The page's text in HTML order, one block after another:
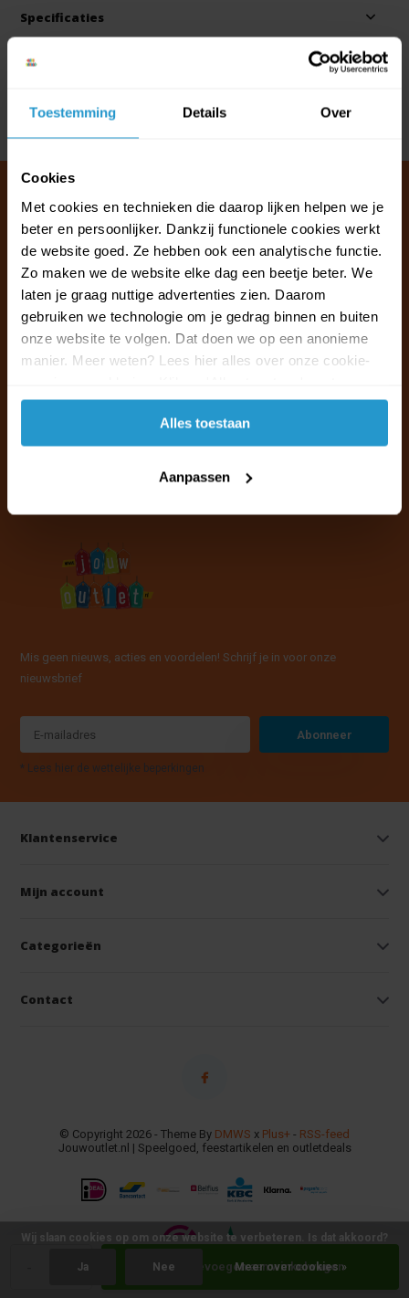
Toestemming Details Over
Cookies
Met cookies en technieken die daarop lijken helpen we je
beter en persoonlijker. Dankzij functionele cookies werkt
de website goed. Ze hebben ook een analytische functie.
Zo maken we de website elke dag een beetje beter. We
laten je graag nuttige advertenties zien. Daarom
gebruiken we technologie om je gedrag binnen en buiten
onze website te volgen. Dat doen we op een anonieme
manier. Meer weten? Lees hier alles over onze cookie-
accepteren.
Alles toestaan
Aanpassen
+ Toevoegen aan winkelwagen
Specificaties
Reviews
Klantenservice & FAQ
Wij staan voor u klaar.
Ma t/m vr van 09:30 - 16:00 telefonisch
+31 (0)13 785 62 41
Naar de klantenservice & FAQ
Mis geen nieuws, acties en voordelen! Schrijf je in voor onze
nieuwsbrief
Abonneer
* Lees hier de wettelijke beperkingen
Klantenservice
Mijn account
Categorieën
Contact
© Copyright 2026 - Theme By DMWS x Plus+ - RSS-feed
Jouwoutlet.nl | Speelgoed, feestartikelen en outletdeals
Wij slaan cookies op om onze website te verbeteren. Is dat akkoord?
Ja Nee Meer over cookies »